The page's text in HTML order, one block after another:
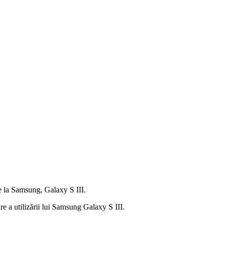
la Samsung, Galaxy S III.
a utilizării lui Samsung Galaxy S III.